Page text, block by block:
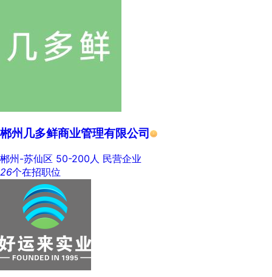
郴州几多鲜商业管理有限公司
郴州-苏仙区 50-200人 民营企业
26个在招职位